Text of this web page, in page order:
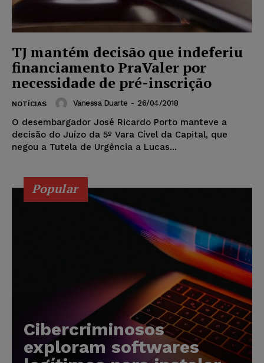
TJ mantém decisão que indeferiu
financiamento PraValer por
necessidade de pré-inscrição
NOTÍCIAS Vanessa Duarte - 26/04/2018
O desembargador José Ricardo Porto manteve a
decisão do Juízo da 5º Vara Cível da Capital, que
negou a Tutela de Urgência a Lucas...
Popular
Cibercriminosos
exploram softwares